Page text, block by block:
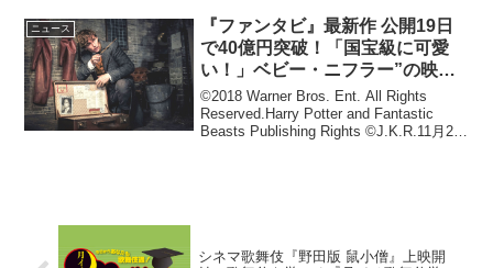
ミック、筒井哲也原作の『予告犯』を
『白ゆき姫...
ニュース
『ファンタビ』最新作 公開19日
で40億円突破！「国宝級に可愛
い！」ベビー・ニフラー”の映像
が解禁
©2018 Warner Bros. Ent. All Rights
Reserved.Harry Potter and Fantastic
Beasts Publishing Rights ©J.K.R.11月23
シネマ歌舞伎『野田版 鼠小僧』上映開